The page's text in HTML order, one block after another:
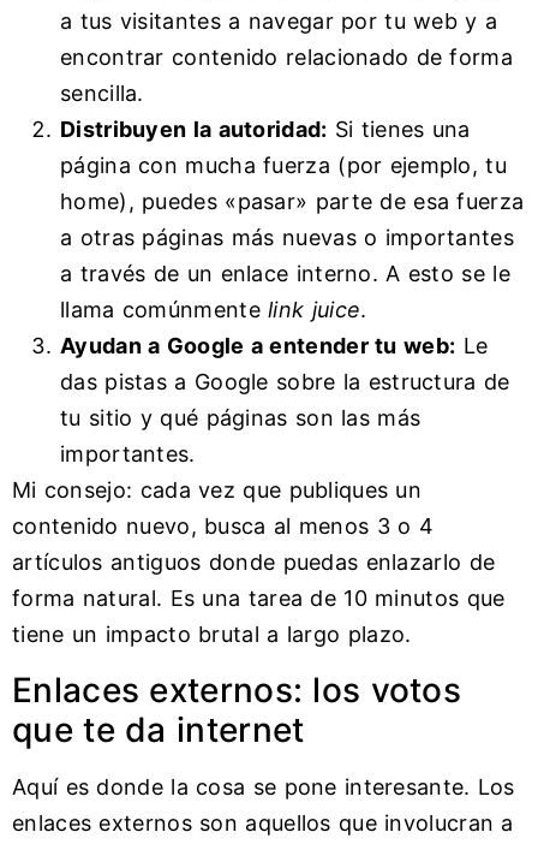
a tus visitantes a navegar por tu web y a
encontrar contenido relacionado de forma
sencilla.
Distribuyen la autoridad: Si tienes una
página con mucha fuerza (por ejemplo, tu
home), puedes «pasar» parte de esa fuerza
a otras páginas más nuevas o importantes
a través de un enlace interno. A esto se le
llama comúnmentelink juice.
Ayudan a Google a entender tu web: Le
das pistas a Google sobre la estructura de
tu sitio y qué páginas son las más
importantes.
Mi consejo: cada vez que publiques un
contenido nuevo, busca al menos 3 o 4
artículos antiguos donde puedas enlazarlo de
forma natural. Es una tarea de 10 minutos que
tiene un impacto brutal a largo plazo.
Enlaces externos: los votos
que te da internet
Aquí es donde la cosa se pone interesante. Los
enlaces externos son aquellos que involucran a